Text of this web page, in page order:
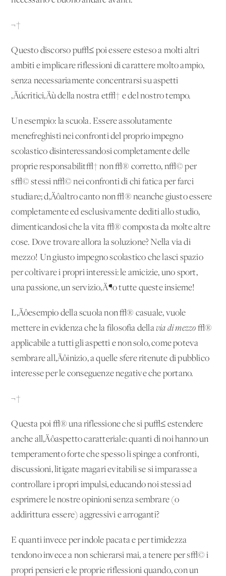
¬†
Questo discorso pu√≤ poi essere esteso a molti altri
ambiti e implicare riflessioni di carattere molto ampio,
senza necessariamente concentrarsi su aspetti
‚Äúcritici‚Äù della nostra et√† e del nostro tempo.
Un esempio: la scuola. Essere assolutamente
menefreghisti nei confronti del proprio impegno
scolastico disinteressandosi completamente delle
proprie responsabilit√† non √® corretto, n√© per
s√© stessi n√© nei confronti di chi fatica per farci
studiare; d‚Äôaltro canto non √® neanche giusto essere
completamente ed esclusivamente dediti allo studio,
dimenticandosi che la vita √® composta da molte altre
cose. Dove trovare allora la soluzione? Nella via di
mezzo! Un giusto impegno scolastico che lasci spazio
per coltivare i propri interessi: le amicizie, uno sport,
una passione, un servizio‚Ä¶o tutte queste insieme!
L‚Äôesempio della scuola non √® casuale, vuole
mettere in evidenza che la filosofia dellavia di mezzo √®
applicabile a tutti gli aspetti e non solo, come poteva
sembrare all‚Äôinizio, a quelle sfere ritenute di pubblico
interesse per le conseguenze negative che portano.
¬†
Questa poi √® una riflessione che si pu√≤ estendere
anche all‚Äôaspetto caratteriale: quanti di noi hanno un
temperamento forte che spesso li spinge a confronti,
discussioni, litigate magari evitabili se si imparasse a
controllare i propri impulsi, educando noi stessi ad
esprimere le nostre opinioni senza sembrare (o
addirittura essere) aggressivi e arroganti?
E quanti invece per indole pacata e per timidezza
tendono invece a non schierarsi mai, a tenere per s√© i
propri pensieri e le proprie riflessioni quando, con un